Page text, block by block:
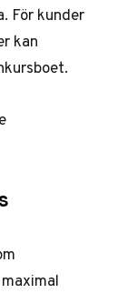
För kunder
kan